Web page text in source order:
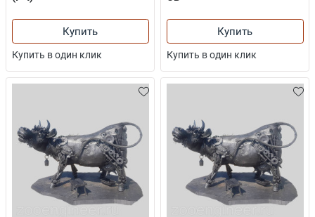
Купить
Купить в один клик
Купить
Купить в один клик